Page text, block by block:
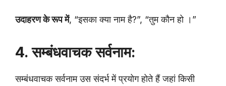
उदाहरण के रूप में, “इसका क्या नाम है?”, “तुम कौन हो ।”
4. सम्बंधवाचक सर्वनाम:
सम्बंधवाचक सर्वनाम उस संदर्भ में प्रयोग होते हैं जहां किसी